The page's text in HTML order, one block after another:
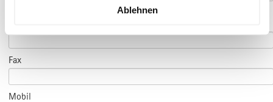
Ablehnen
Fax
Mobil